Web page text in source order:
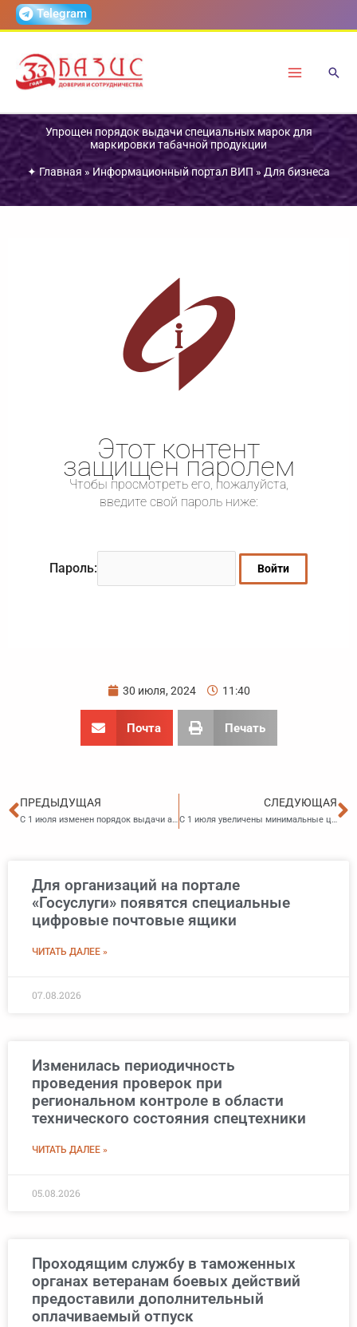
ПерейтиTelegram
Упрощен порядок выдачи специальных марок для
маркировки табачной продукции
✦ Главная » Информационный портал ВИП » Для бизнеса
Этот контент
защищен паролем
Чтобы просмотреть его, пожалуйста,
введите свой пароль ниже:
Пароль:
30 июля, 2024 11:40
Почта Печать
Пред
ПРЕДЫДУЩАЯ
С 1 июля изменен порядок выдачи акцизных марок на табачную продукцию
СЛЕДУЮЩАЯ
С 1 июля увеличены минимальные цены закупки, поставки и розничной продажи крепкого алкоголя
Для организаций на портале
«Госуслуги» появятся специальные
цифровые почтовые ящики
ЧИТАТЬ ДАЛЕЕ »
07.08.2026
Изменилась периодичность
проведения проверок при
региональном контроле в области
технического состояния спецтехники
ЧИТАТЬ ДАЛЕЕ »
05.08.2026
Проходящим службу в таможенных
органах ветеранам боевых действий
предоставили дополнительный
оплачиваемый отпуск